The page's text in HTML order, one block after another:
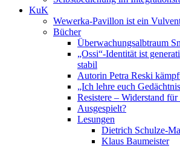
KuK
Wewerka-Pavillon ist ein
Bücher
Überwachungsalbtraum
„Ossi“-Identität ist
stabil
Autorin Petra Reski
„Ich lehre euch
Resistere – Widerstand für
Ausgespielt?
Lesungen
Dietrich Schulze-
Klaus Baumeister